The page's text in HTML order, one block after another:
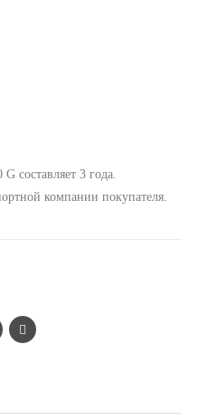
составляет 3 года.
компании покупателя.